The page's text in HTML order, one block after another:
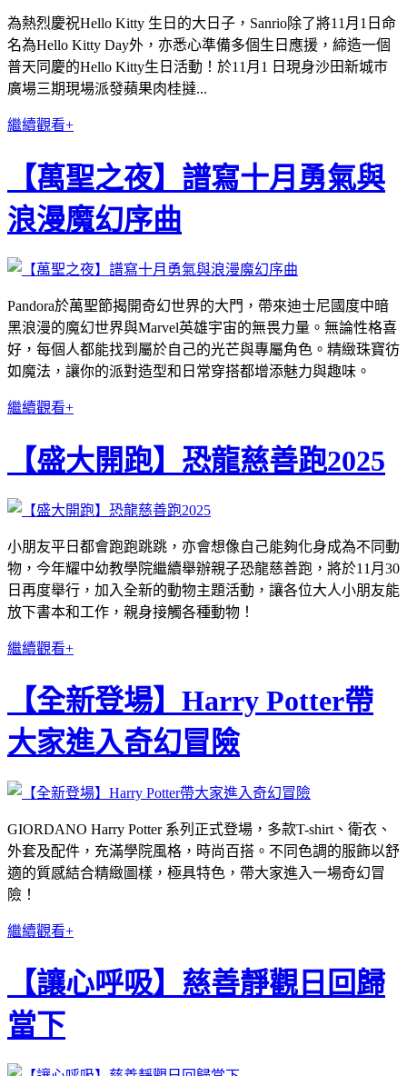
為熱烈慶祝Hello Kitty 生日的大日子，Sanrio除了將11月1日命
名為Hello Kitty Day外，亦悉心準備多個生日應援，締造一個
普天同慶的Hello Kitty生日活動！於11月1 日現身沙田新城巿
廣場三期現場派發蘋果肉桂撻...
繼續觀看+
【萬聖之夜】譜寫十月勇氣與
浪漫魔幻序曲
Pandora於萬聖節揭開奇幻世界的大門，帶來迪士尼國度中暗
黑浪漫的魔幻世界與Marvel英雄宇宙的無畏力量。無論性格喜
好，每個人都能找到屬於自己的光芒與專屬角色。精緻珠寶彷
如魔法，讓你的派對造型和日常穿搭都增添魅力與趣味。
繼續觀看+
【盛大開跑】恐龍慈善跑2025
小朋友平日都會跑跑跳跳，亦會想像自己能夠化身成為不同動
物，今年耀中幼教學院繼續舉辦親子恐龍慈善跑，將於11月30
日再度舉行，加入全新的動物主題活動，讓各位大人小朋友能
放下書本和工作，親身接觸各種動物！
繼續觀看+
【全新登場】Harry Potter帶
大家進入奇幻冒險
GIORDANO Harry Potter 系列正式登場，多款T-shirt、衛衣、
外套及配件，充滿學院風格，時尚百搭。不同色調的服飾以舒
適的質感結合精緻圖樣，極具特色，帶大家進入一場奇幻冒
險！
繼續觀看+
【讓心呼吸】慈善靜觀日回歸
當下